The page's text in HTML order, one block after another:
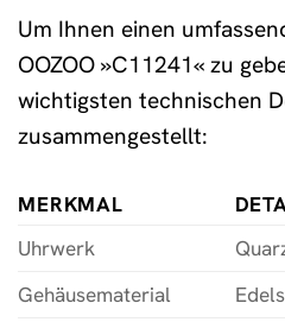
Um Ihnen einen
OOZOO »C11241« zu
wichtigsten technischen
zusammengestellt:
MERKMAL
Uhrwerk
Gehäusematerial